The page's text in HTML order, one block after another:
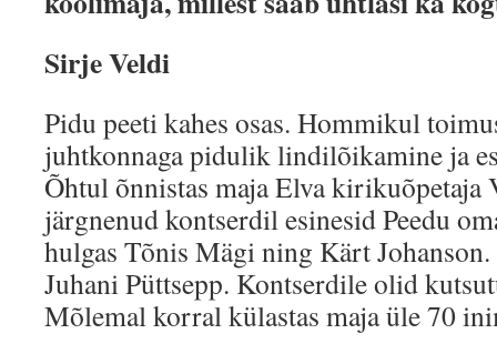
Sirje Veldi
Pidu peeti kahes osas. Hommikul
juhtkonnaga pidulik lindilõikamine ja
Õhtul õnnistas maja Elva kirikuõpetaja
järgnenud kontserdil esinesid Peedu
hulgas Tõnis Mägi ning Kärt
Juhani Püttsepp. Kontserdile olid
Mõlemal korral külastas maja üle 70